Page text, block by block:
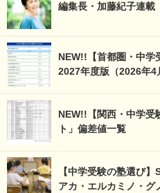
編集長・加藤紀子連載
NEW!!【首都圏・中学
2027年度版（2026年4
NEW!!【関西・中学受
ト」偏差値一覧
【中学受験の塾選び
アカ・エルカミノ・グ